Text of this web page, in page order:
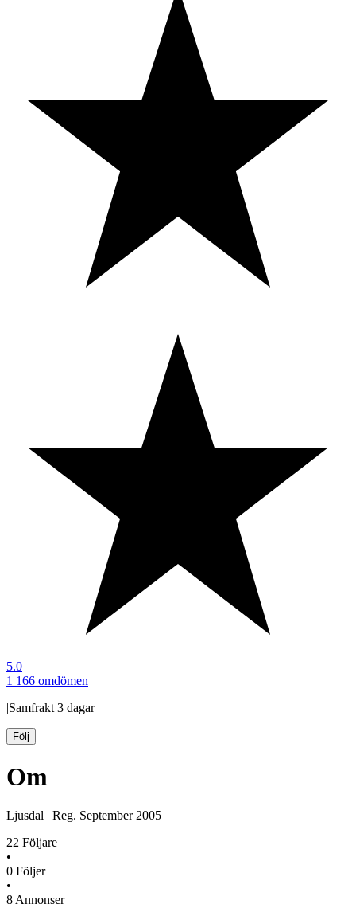
5.0
1 166 omdömen
|Samfrakt 3 dagar
Följ
Om
Ljusdal | Reg. September 2005
22 Följare
•
0 Följer
•
8 Annonser